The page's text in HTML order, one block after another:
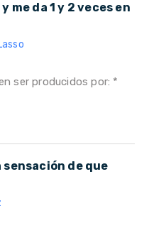
me da 1 y 2 veces en
ser producidos por: *
sensación de que